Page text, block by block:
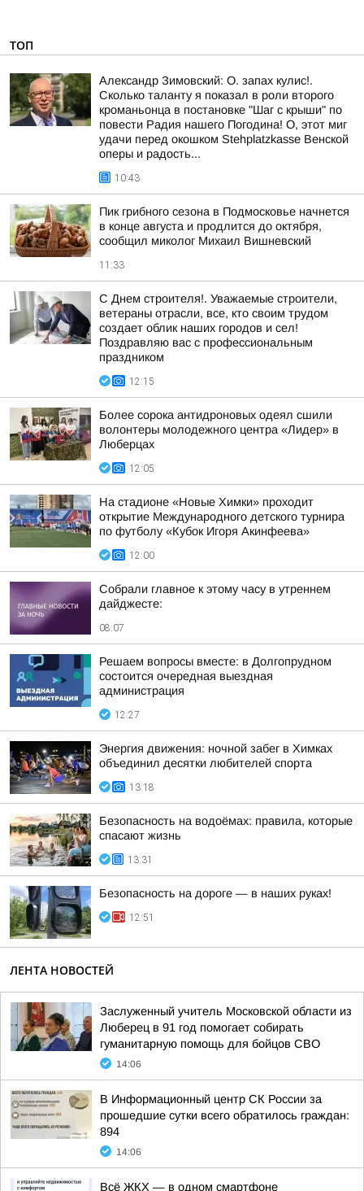
ТОП
Александр Зимовский: О. запах кулис!.
Сколько таланту я показал в роли второго
кроманьонца в постановке "Шаг с крыши" по
повести Радия нашего Погодина! О, этот миг
удачи перед окошком Stehplatzkasse Венской
оперы и радость...
10:43
Пик грибного сезона в Подмосковье начнется
в конце августа и продлится до октября,
сообщил миколог Михаил Вишневский
11:33
С Днем строителя!. Уважаемые строители,
ветераны отрасли, все, кто своим трудом
создает облик наших городов и сел!
Поздравляю вас с профессиональным
праздником
12:15
Более сорока антидроновых одеял сшили
волонтеры молодежного центра «Лидер» в
Люберцах
12:05
На стадионе «Новые Химки» проходит
открытие Международного детского турнира
по футболу «Кубок Игоря Акинфеева»
12:00
Собрали главное к этому часу в утреннем
дайджесте:
08:07
Решаем вопросы вместе: в Долгопрудном
состоится очередная выездная
администрация
12:27
Энергия движения: ночной забег в Химках
объединил десятки любителей спорта
13:18
Безопасность на водоёмах: правила, которые
спасают жизнь
13:31
Безопасность на дороге — в наших руках!
12:51
ЛЕНТА НОВОСТЕЙ
Заслуженный учитель Московской области из
Люберец в 91 год помогает собирать
гуманитарную помощь для бойцов СВО
14:06
В Информационный центр СК России за
прошедшие сутки всего обратилось граждан:
894
14:06
Всё ЖКХ — в одном смартфоне